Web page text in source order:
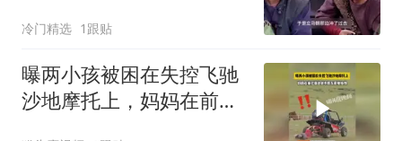
冷门精选 1跟贴
曝两小孩被困在失控飞驰
沙地摩托上，妈妈在前拦